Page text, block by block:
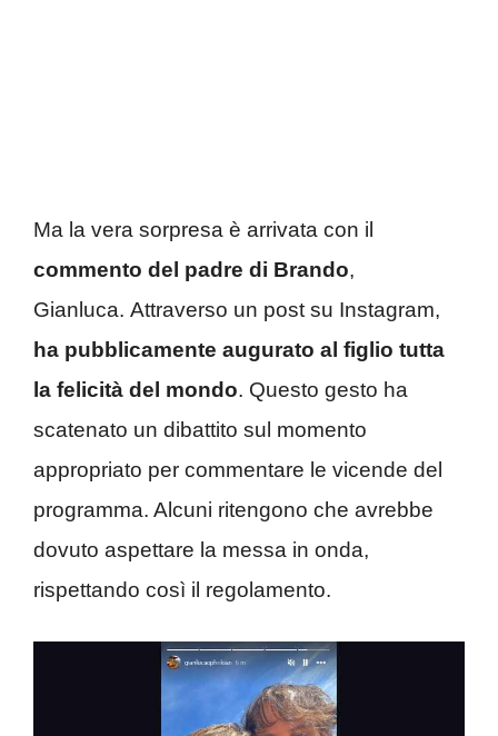
Ma la vera sorpresa è arrivata con il
commento del padre di Brando,
Gianluca. Attraverso un post su Instagram,
ha pubblicamente augurato al figlio tutta
la felicità del mondo. Questo gesto ha
scatenato un dibattito sul momento
appropriato per commentare le vicende del
programma. Alcuni ritengono che avrebbe
dovuto aspettare la messa in onda,
rispettando così il regolamento.